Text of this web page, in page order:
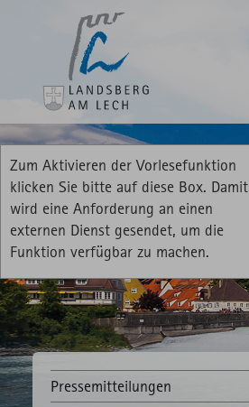
Zum Aktivieren der Vorlesefunktion
klicken Sie bitte auf diese Box. Damit
wird eine Anforderung an einen
externen Dienst gesendet, um die
Funktion verfügbar zu machen.
Pressemitteilungen